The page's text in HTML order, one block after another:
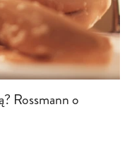
Rossmann o